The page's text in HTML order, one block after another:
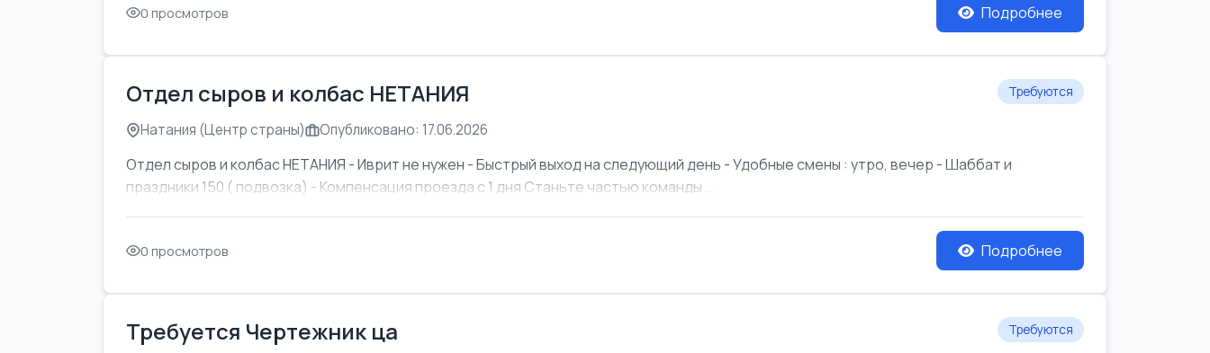
0 просмотров Подробнее
Отдел сыров и колбас НЕТАНИЯ Требуются
Натания (Центр страны) Опубликовано: 17.06.2026
Отдел сыров и колбас НЕТАНИЯ - Иврит не нужен - Быстрый выход на следующий день - Удобные смены : утро, вечер - Шаббат и
праздники 150 ( подвозка) - Компенсация проезда с 1 дня Станьте частью команды ...
0 просмотров Подробнее
Требуется Чертежник ца Требуются